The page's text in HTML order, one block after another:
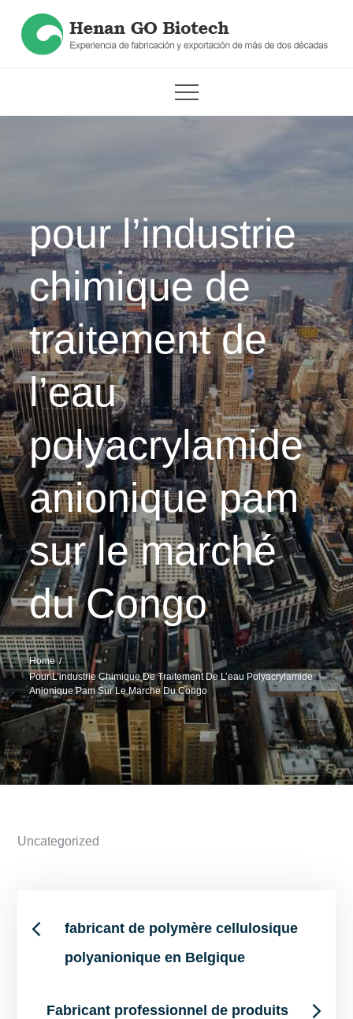
content
l'eau les plus vendus
pour l’industrie
chimique de
traitement de
l’eau
polyacrylamide
anionique pam
sur le marché
du Congo
Home
Pour L’industrie Chimique De Traitement De L’eau Polyacrylamide
Anionique Pam Sur Le Marché Du Congo
Uncategorized
Post
navigation
fabricant de polymère cellulosique
polyanionique en Belgique
Fabricant professionnel de produits